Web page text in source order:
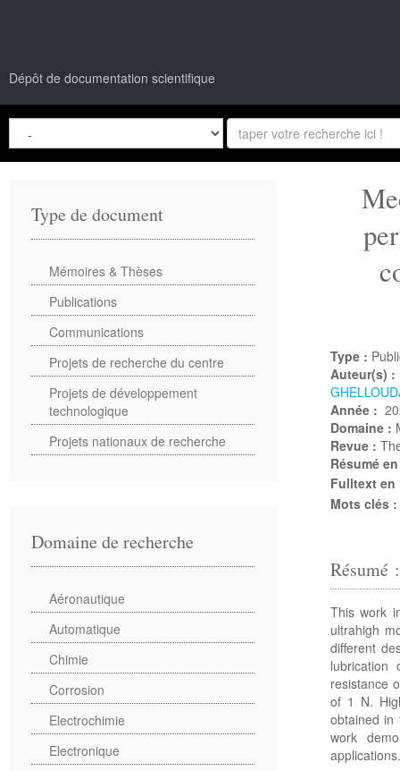
Dépôt de documentation scientifique
Type :
Auteur(s) :
Année :
Domaine :
Revue :
Résumé
Fulltext en
Mots clés :
This work
ultrahigh
diﬀerent
resistance
of 1 N.
obtained in
work
applications.
Type de document
Mémoires & Thèses
Publications
Communications
Projets de recherche du centre
Projets de développement
technologique
Projets nationaux de recherche
Domaine de recherche
Aéronautique
Automatique
Chimie
Corrosion
Electrochimie
Electronique